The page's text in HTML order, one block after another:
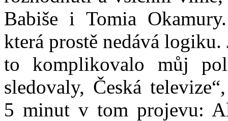
Babiše i Tomia
která prostě nedává
to komplikovalo můj
sledovaly, Česká
5 minut v tom projevu: